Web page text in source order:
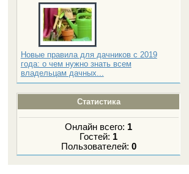
Новые правила для дачников с 2019
года: о чем нужно знать всем
владельцам дачных...
Статистика
Онлайн всего: 1
Гостей: 1
Пользователей: 0